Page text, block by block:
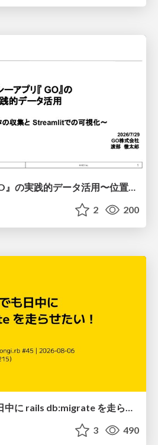
タクシーアプリ『GO』の実践的データ活用〜位置情報データの収集とStreamlitでの可視化〜
2 200
モノリス Rails でも日中に rails db:migrate を走らせたい！ / Daytime rails db:migrate on Monolithic Rails!
3 490